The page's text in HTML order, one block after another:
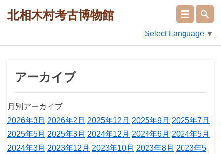
北相木村考古博物館
Select Language ▼
アーカイブ
月別アーカイブ
2026年3月 2026年2月 2025年12月 2025年9月 2025年7月
2025年5月 2025年3月 2024年12月 2024年6月 2024年5月
2024年3月 2023年12月 2023年10月 2023年8月 2023年5